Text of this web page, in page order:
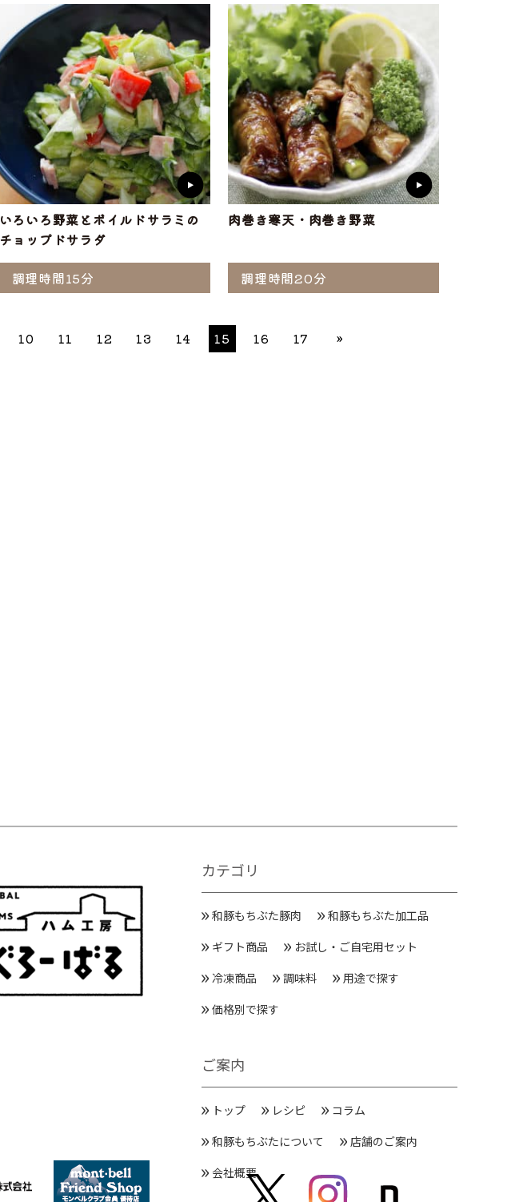
いろいろ野菜とボイルドサラミの
チョップドサラダ
調理時間15分
肉巻き寒天・肉巻き野菜
調理時間20分
10 11 12 13 14 15 16 17 »
カテゴリ
和豚もちぶた豚肉
和豚もちぶた加工品
ギフト商品
お試し・ご自宅用セット
冷凍商品
調味料
用途で探す
価格別で探す
ご案内
トップ レシピ
コラム
和豚もちぶたについて
店舗のご案内
会社概要